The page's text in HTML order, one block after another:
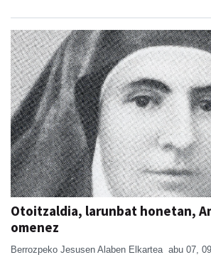
Otoitzaldia, larunbat honetan,
omenez
Berrozpeko Jesusen Alaben Elkartea abu 07,